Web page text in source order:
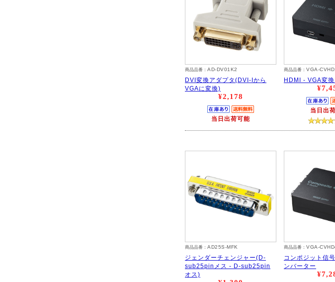
商品品番： AD-DV01K2
DVI変換アダプタ(DVI-Iから
VGAに変換)
¥2,178
当日出荷可能
商品品番： VGA-
HDMI - VGA変
当日出
商品品番： AD25S-MFK
ジェンダーチェンジャー(D-
sub25pinメス - D-sub25pin
オス)
商品品番： VGA-
コンポジット信
ンバーター